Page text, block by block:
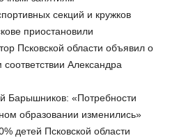
секций и кружков
приостановили
Псковской области объявил о
Александра
Барышников: «Потребности
образовании изменились»
детей Псковской области